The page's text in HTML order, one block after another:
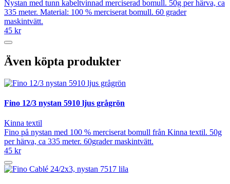
Nystan med tunn kabeltvinnad merciserad bomull. 50g per härva, ca
335 meter. Material: 100 % merciserat bomull. 60 grader
maskintvätt.
45 kr
Även köpta produkter
Fino 12/3 nystan 5910 ljus grågrön
Kinna textil
Fino på nystan med 100 % merciserat bomull från Kinna textil. 50g
per härva, ca 335 meter. 60grader maskintvätt.
45 kr